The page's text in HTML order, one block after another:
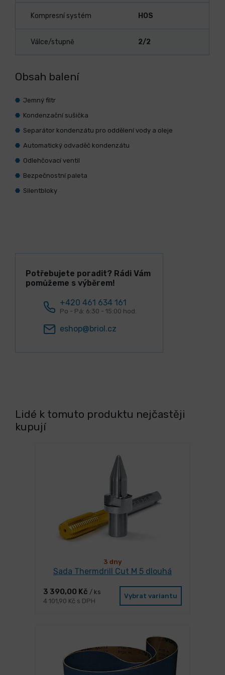
Kompresní systém HOS
Válce/stupně 2/2
Obsah balení
Jemný filtr
Kondenzační sušička
Separátor kondenzátu pro oddělení vody a oleje
Automatický odvaděč kondenzátu
Odlehčovací ventil
Bezpečnostní paleta
Silentbloky
Potřebujete poradit? Rádi Vám
pomůžeme s výběrem!
+420 461 634 161
Po - Pá: 6:30 - 15:00 hod.
eshop@briol.cz
Lidé k tomuto produktu nejčastěji
kupují
3 dny
Sada Thermdrill Cut M 5 dlouhá
3 390,00 Kč / ks
4 101,90 Kč s DPH
Vybrat variantu